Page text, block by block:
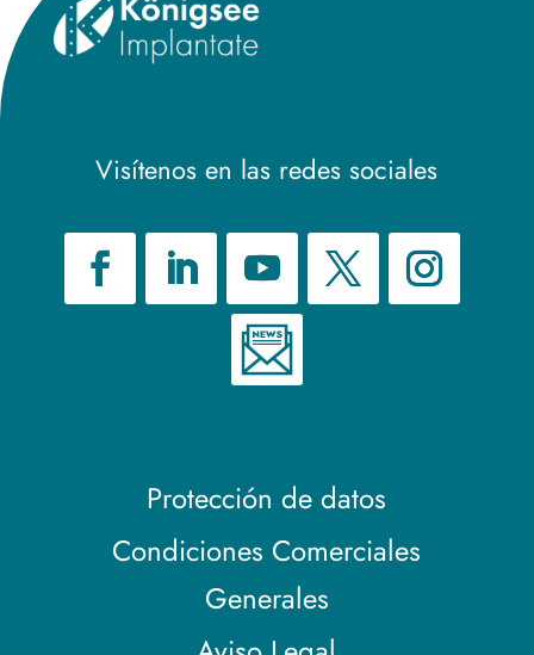
Visítenos en las redes sociales
Protección de datos
Condiciones Comerciales
Generales